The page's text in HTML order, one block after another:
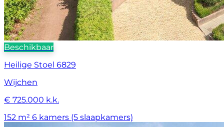
Beschikbaar
Heilige Stoel 6829
Wijchen
€ 725.000 k.k.
152 m² 6 kamers (5 slaapkamers)